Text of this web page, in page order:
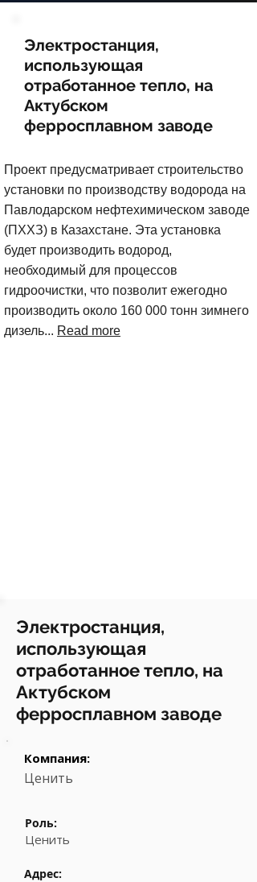
Электростанция,
использующая
отработанное тепло, на
Актубском
ферросплавном заводе
Проект предусматривает строительство
установки по производству водорода на
Павлодарском нефтехимическом заводе
(ПХХЗ) в Казахстане. Эта установка
будет производить водород,
необходимый для процессов
гидроочистки, что позволит ежегодно
производить около 160 000 тонн зимнего
дизель... Read more
Электростанция,
использующая
отработанное тепло, на
Актубском
ферросплавном заводе
Компания:
Ценить
Роль:
Ценить
Адрес: